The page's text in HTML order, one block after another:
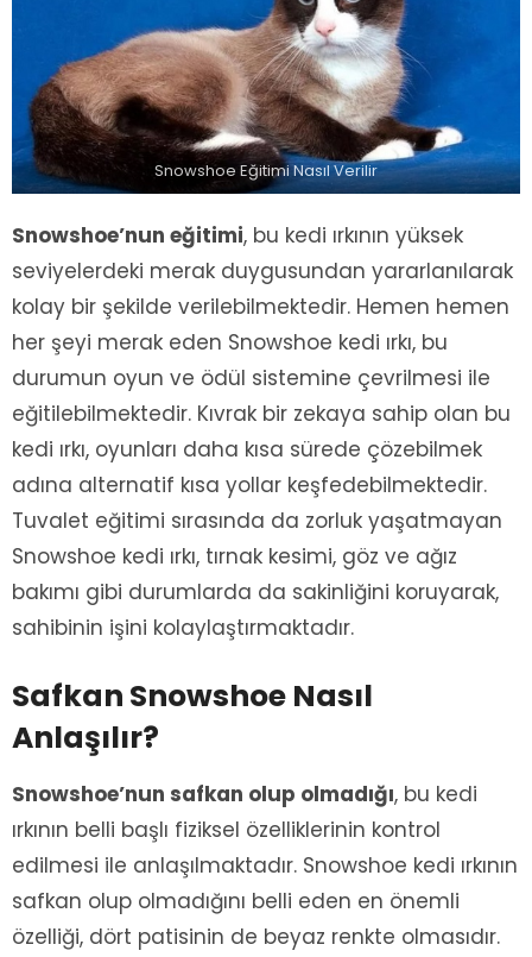
Snowshoe Eğitimi Nasıl Verilir
Snowshoe’nun eğitimi, bu kedi ırkının yüksek
seviyelerdeki merak duygusundan yararlanılarak
kolay bir şekilde verilebilmektedir. Hemen hemen
her şeyi merak eden Snowshoe kedi ırkı, bu
durumun oyun ve ödül sistemine çevrilmesi ile
eğitilebilmektedir. Kıvrak bir zekaya sahip olan bu
kedi ırkı, oyunları daha kısa sürede çözebilmek
adına alternatif kısa yollar keşfedebilmektedir.
Tuvalet eğitimi sırasında da zorluk yaşatmayan
Snowshoe kedi ırkı, tırnak kesimi, göz ve ağız
bakımı gibi durumlarda da sakinliğini koruyarak,
sahibinin işini kolaylaştırmaktadır.
Safkan Snowshoe Nasıl
Anlaşılır?
Snowshoe’nun safkan olup olmadığı, bu kedi
ırkının belli başlı fiziksel özelliklerinin kontrol
edilmesi ile anlaşılmaktadır. Snowshoe kedi ırkının
safkan olup olmadığını belli eden en önemli
özelliği, dört patisinin de beyaz renkte olmasıdır.